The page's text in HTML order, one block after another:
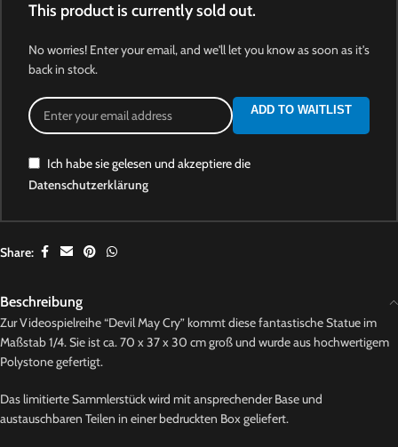
This product is currently sold out.
No worries! Enter your email, and we'll let you know as soon as it's
back in stock.
ADD TO WAITLIST
Ich habe sie gelesen und akzeptiere die
Datenschutzerklärung
Share:
Beschreibung
Zur Videospielreihe “Devil May Cry” kommt diese fantastische Statue im
Maßstab 1/4. Sie ist ca. 70 x 37 x 30 cm groß und wurde aus hochwertigem
Polystone gefertigt.
Das limitierte Sammlerstück wird mit ansprechender Base und
austauschbaren Teilen in einer bedruckten Box geliefert.